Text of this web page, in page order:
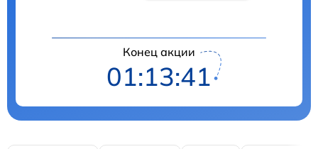
Конец акции
01:13:40